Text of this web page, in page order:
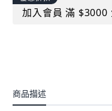
加入會員 滿 $3000
商品描述